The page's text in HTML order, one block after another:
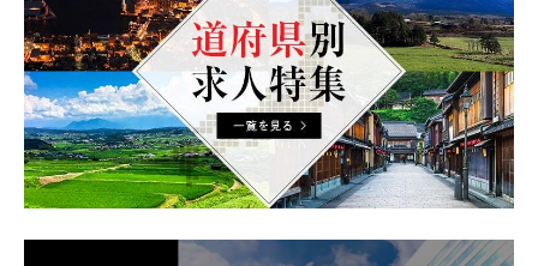
求人掲載を希望の企業様へ